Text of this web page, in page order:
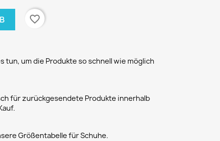
favorite_border
tun, um die Produkte so schnell wie möglich
für zurückgesendete Produkte innerhalb
Größentabelle für Schuhe.